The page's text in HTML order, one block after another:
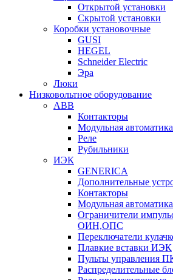
Открытой установки
Скрытой установки
Коробки установочные
GUSI
HEGEL
Schneider Electric
Эра
Люки
Низковольтное оборудование
ABB
Контакторы
Модульная автоматика
Реле
Рубильники
ИЭК
GENERICA
Дополнительные
Контакторы
Модульная автоматика
Ограничители
ОИН,ОПС
Переключатели
Плавкие вставки ИЭК
Пульты управления
Распределительные